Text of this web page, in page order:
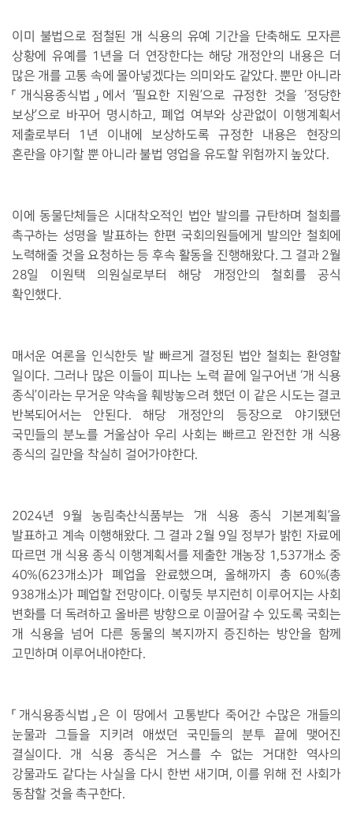
이미 불법으로 점철된 개 식용의 유예 기간을 단축해도 모자른
상황에 유예를 1년을 더 연장한다는 해당 개정안의 내용은 더
많은 개를 고통 속에 몰아넣겠다는 의미와도 같았다. 뿐만 아니라
「개식용종식법」에서 ‘필요한 지원’으로 규정한 것을 ‘정당한
보상’으로 바꾸어 명시하고, 폐업 여부와 상관없이 이행계획서
제출로부터 1년 이내에 보상하도록 규정한 내용은 현장의
혼란을 야기할 뿐 아니라 불법 영업을 유도할 위험까지 높았다.
이에 동물단체들은 시대착오적인 법안 발의를 규탄하며 철회를
촉구하는 성명을 발표하는 한편 국회의원들에게 발의안 철회에
노력해줄 것을 요청하는 등 후속 활동을 진행해왔다. 그 결과 2월
28일 이원택 의원실로부터 해당 개정안의 철회를 공식
확인했다.
매서운 여론을 인식한듯 발 빠르게 결정된 법안 철회는 환영할
일이다. 그러나 많은 이들이 피나는 노력 끝에 일구어낸 ‘개 식용
종식’이라는 무거운 약속을 훼방놓으려 했던 이 같은 시도는 결코
반복되어서는 안된다. 해당 개정안의 등장으로 야기됐던
국민들의 분노를 거울삼아 우리 사회는 빠르고 완전한 개 식용
종식의 길만을 착실히 걸어가야한다.
2024년 9월 농림축산식품부는 ‘개 식용 종식 기본계획’을
발표하고 계속 이행해왔다. 그 결과 2월 9일 정부가 밝힌 자료에
따르면 개 식용 종식 이행계획서를 제출한 개농장 1,537개소 중
40%(623개소)가 폐업을 완료했으며,올해까지 총 60%(총
938개소)가 폐업할 전망이다. 이렇듯 부지런히 이루어지는 사회
변화를 더 독려하고 올바른 방향으로 이끌어갈 수 있도록 국회는
개 식용을 넘어 다른 동물의 복지까지 증진하는 방안을 함께
고민하며 이루어내야한다.
「개식용종식법」은 이 땅에서 고통받다 죽어간 수많은 개들의
눈물과 그들을 지키려 애썼던 국민들의 분투 끝에 맺어진
결실이다. 개 식용 종식은 거스를 수 없는 거대한 역사의
강물과도 같다는 사실을 다시 한번 새기며, 이를 위해 전 사회가
동참할 것을 촉구한다.